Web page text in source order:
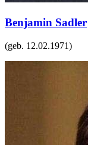
Benjamin Sadler
(geb. 12.02.1971)